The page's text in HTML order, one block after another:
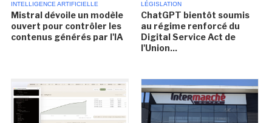
INTELLIGENCE ARTIFICIELLE
Mistral dévoile un modèle
ouvert pour contrôler les
contenus générés par l'IA
LÉGISLATION
ChatGPT bientôt soumis
au régime renforcé du
Digital Service Act de
l'Union...